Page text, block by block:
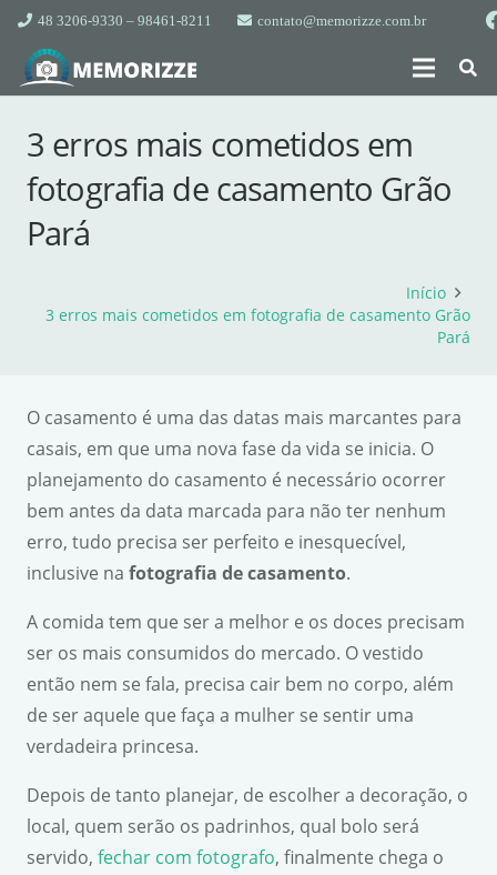
48 3206-9330 – 98461-8211 contato@memorizze.com.br
3 erros mais cometidos em
fotografia de casamento Grão
Pará
Início
3 erros mais cometidos em fotografia de casamento Grão
Pará
O casamento é uma das datas mais marcantes para
casais, em que uma nova fase da vida se inicia. O
planejamento do casamento é necessário ocorrer
bem antes da data marcada para não ter nenhum
erro, tudo precisa ser perfeito e inesquecível,
inclusive na fotografia de casamento.
A comida tem que ser a melhor e os doces precisam
ser os mais consumidos do mercado. O vestido
então nem se fala, precisa cair bem no corpo, além
de ser aquele que faça a mulher se sentir uma
verdadeira princesa.
Depois de tanto planejar, de escolher a decoração, o
local, quem serão os padrinhos, qual bolo será
servido, fechar com fotografo, finalmente chega o